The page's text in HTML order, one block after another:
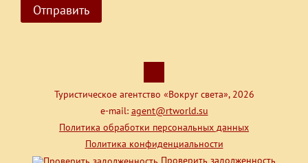
Туристическое агентство «Вокруг света», 2026
e-mail: agent@rtworld.su
Политика обработки персональных данных
Политика конфиденциальности
Проверить задолженность